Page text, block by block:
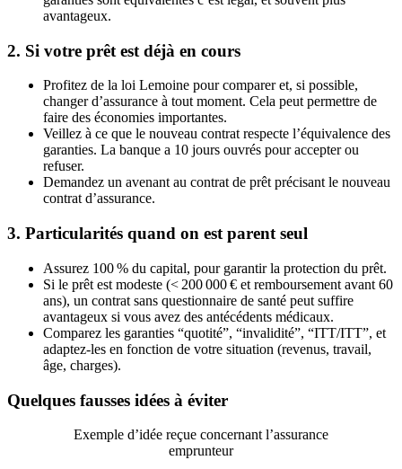
avantageux.
2. Si votre prêt est déjà en cours
Profitez de la loi Lemoine pour comparer et, si possible,
changer d’assurance à tout moment. Cela peut permettre de
faire des économies importantes.
Veillez à ce que le nouveau contrat respecte l’équivalence des
garanties. La banque a 10 jours ouvrés pour accepter ou
refuser.
Demandez un avenant au contrat de prêt précisant le nouveau
contrat d’assurance.
3. Particularités quand on est parent seul
Assurez 100 % du capital, pour garantir la protection du prêt.
Si le prêt est modeste (< 200 000 € et remboursement avant 60
ans), un contrat sans questionnaire de santé peut suffire
avantageux si vous avez des antécédents médicaux.
Comparez les garanties “quotité”, “invalidité”, “ITT/ITT”, et
adaptez‑les en fonction de votre situation (revenus, travail,
âge, charges).
Quelques fausses idées à éviter
Exemple d’idée reçue concernant l’assurance
emprunteur